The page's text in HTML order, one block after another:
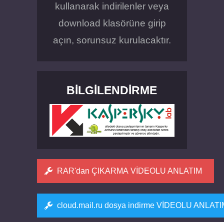
kullanarak indirilenler veya
download klasörüne girip
açın, sorunsuz kurulacaktır.
BILGILENDIRME
RAR'dan ÇIKARMA VİDEOLU ANLATIM
cloud.mail.ru dosya indirme VİDEOLU